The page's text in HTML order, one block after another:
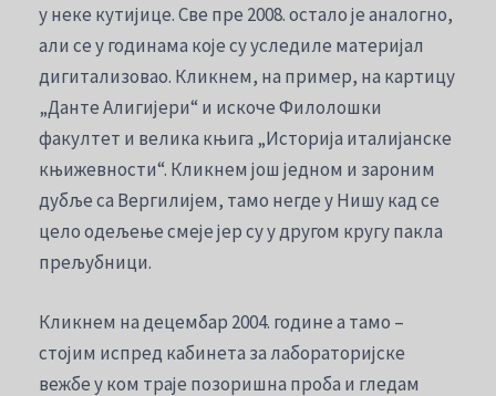
у неке кутијице. Све пре 2008. остало је аналогно,
али се у годинама које су уследиле материјал
дигитализовао. Кликнем, на пример, на картицу
„Данте Алигијери“ и искоче Филолошки
факултет и велика књига „Историја италијанске
књижевности“. Кликнем још једном и зароним
дубље са Вергилијем, тамо негде у Нишу кад се
цело одељење смеје јер су у другом кругу пакла
прељубници.
Кликнем на децембар 2004. године а тамо –
стојим испред кабинета за лабораторијске
вежбе у ком траје позоришна проба и гледам